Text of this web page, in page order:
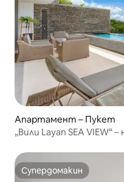
Апартамент – Пукет
„Вили Layan SEA
Супердомакин
Супердомакин